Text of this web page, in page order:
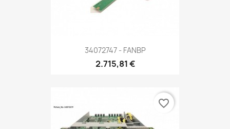
34072747 - FANBP
2.715,81 €
favorite_border